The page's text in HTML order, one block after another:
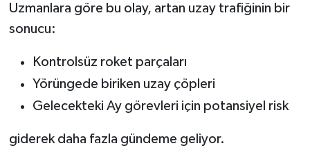
Uzmanlara göre bu olay, artan uzay trafiğinin bir
sonucu:
Kontrolsüz roket parçaları
Yörüngede biriken uzay çöpleri
Gelecekteki Ay görevleri için potansiyel risk
giderek daha fazla gündeme geliyor.